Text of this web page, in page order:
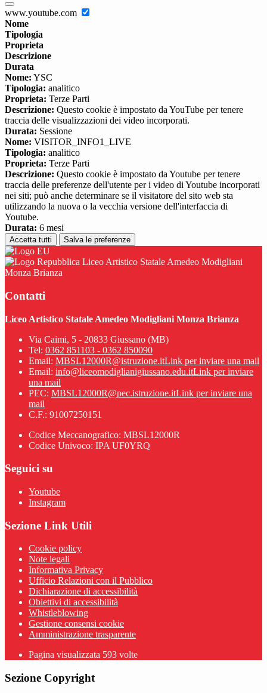
www.youtube.com
Nome
Tipologia
Proprieta
Descrizione
Durata
Nome: YSC
Tipologia: analitico
Proprieta: Terze Parti
Descrizione: Questo cookie è impostato da YouTube per tenere
traccia delle visualizzazioni dei video incorporati.
Durata: Sessione
Nome: VISITOR_INFO1_LIVE
Tipologia: analitico
Proprieta: Terze Parti
Descrizione: Questo cookie è impostato da Youtube per tenere
traccia delle preferenze dell'utente per i video di Youtube incorporati
nei siti; può anche determinare se il visitatore del sito web sta
utilizzando la nuova o la vecchia versione dell'interfaccia di
Youtube.
Durata: 6 mesi
Accetta tutti Salva le preferenze
Liceo Artistico Statale Amedeo Modigliani
Monza Brianza
Contatti
Liceo Artistico Statale Amedeo Modigliani Monza Brianza
Via Caimi, 5 - 20833 Giussano (MB)
Tel: 0362 851103 - 0362 850090
Email: MBSL12000R@istruzione.itLink per inviare una mail
Email: info@liceomodiglianigiussano.edu.itLink per inviare
una mail
PEC: MBSL12000R@pec.istruzione.itLink per inviare una
mail
C.F.: 91007250151
Codice Meccanografico: MBSL12000R
Codice Univoco: IPA UF0YRQ
Seguici su
Youtube
Instagram
Sezione Link Utili
Cookie policy
Note legali
Informativa Privacy
Ufficio Relazioni con il Pubblico
Dichiarazione di accessibilità
Obiettivi di accessibilità
Whistleblowing
Gestione consensi cookie
Amministrazione trasparente
Pagina visualizzata 593 volte
Sezione Copyright